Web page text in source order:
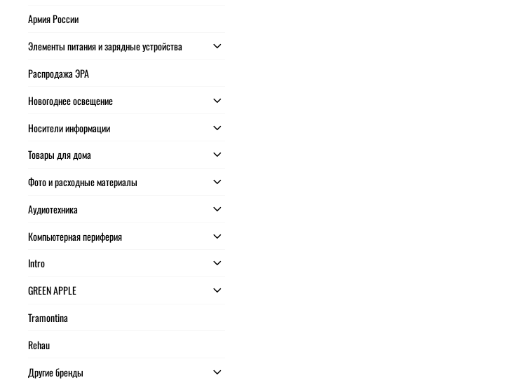
Армия России
Элементы питания и зарядные устройства
Распродажа ЭРА
Новогоднее освещение
Носители информации
Товары для дома
Фото и расходные материалы
Аудиотехника
Компьютерная периферия
Intro
GREEN APPLE
Tramontina
Rehau
Другие бренды